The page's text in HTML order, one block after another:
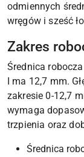
odmiennych
wręgów i sześć
Zakres
Średnica
I ma 12,7 mm.
zakresie 0-12,7
wymaga
trzpienia oraz
Średnica